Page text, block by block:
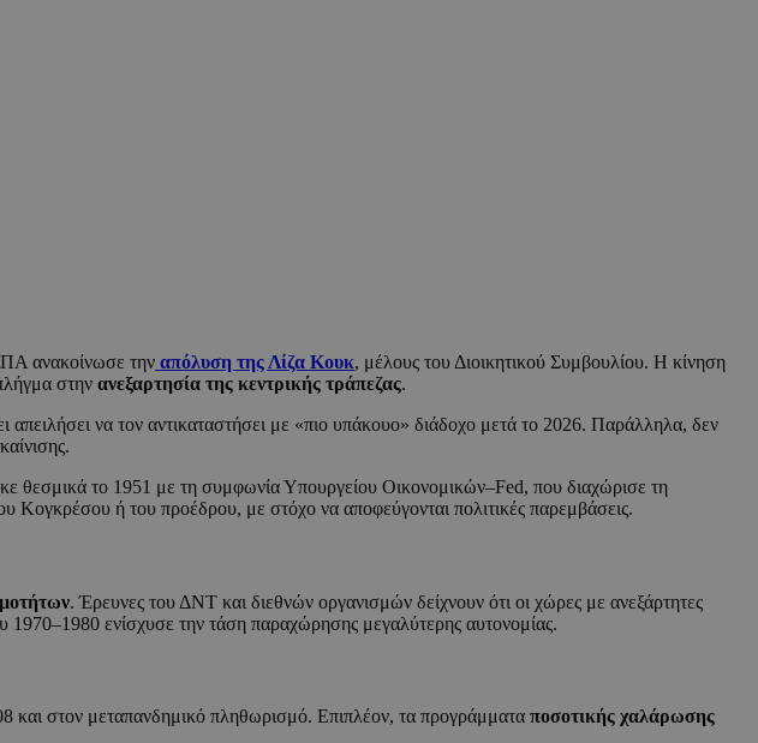
ανακοίνωσε την απόλυση της Λίζα Κουκ, μέλους του Διοικητικού Συμβουλίου. Η κίνηση
στην ανεξαρτησία της κεντρικής τράπεζας.
απειλήσει να τον αντικαταστήσει με «πιο υπάκουο» διάδοχο μετά το 2026. Παράλληλα, δεν
θεσμικά το 1951 με τη συμφωνία Υπουργείου Οικονομικών–Fed, που διαχώρισε τη
Κογκρέσου ή του προέδρου, με στόχο να αποφεύγονται πολιτικές παρεμβάσεις.
. Έρευνες του ΔΝΤ και διεθνών οργανισμών δείχνουν ότι οι χώρες με ανεξάρτητες
1970–1980 ενίσχυσε την τάση παραχώρησης μεγαλύτερης αυτονομίας.
και στον μεταπανδημικό πληθωρισμό. Επιπλέον, τα προγράμματα ποσοτικής χαλάρωσης